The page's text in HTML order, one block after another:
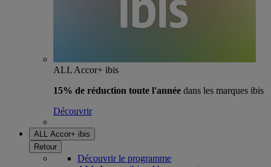
ALL Accor+ ibis
15% de réduction toute l'année dans les marques ibis
Découvrir
ALL Accor+ ibis
Retour
Découvrir le programme